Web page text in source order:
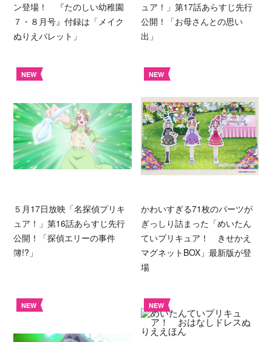
ン登場！ 『たのしい幼稚園
７・８月号』付録は「メイク
ぬりえパレット」
ュア！」第17話あらすじ先行
公開！「お母さんとの思い
出」
NEW
５月17日放映「名探偵プリキ
ュア！」第16話あらすじ先行
公開！「探偵エリーの事件
簿!?」
NEW
かわいすぎる71枚のパーツが
ぎっしり詰まった「めいたん
ていプリキュア！ きせかえ
マグネットBOX」最新版が登
場
NEW NEW